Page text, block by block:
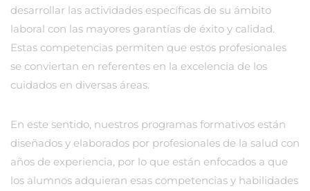
desarrollar las actividades específicas de su ámbito
laboral con las mayores garantías de éxito y calidad.
Estas competencias permiten que estos profesionales
se conviertan en referentes en la excelencia de los
cuidados en diversas áreas.
En este sentido, nuestros programas formativos están
diseñados y elaborados por profesionales de la salud con
años de experiencia, por lo que están enfocados a que
los alumnos adquieran esas competencias y habilidades